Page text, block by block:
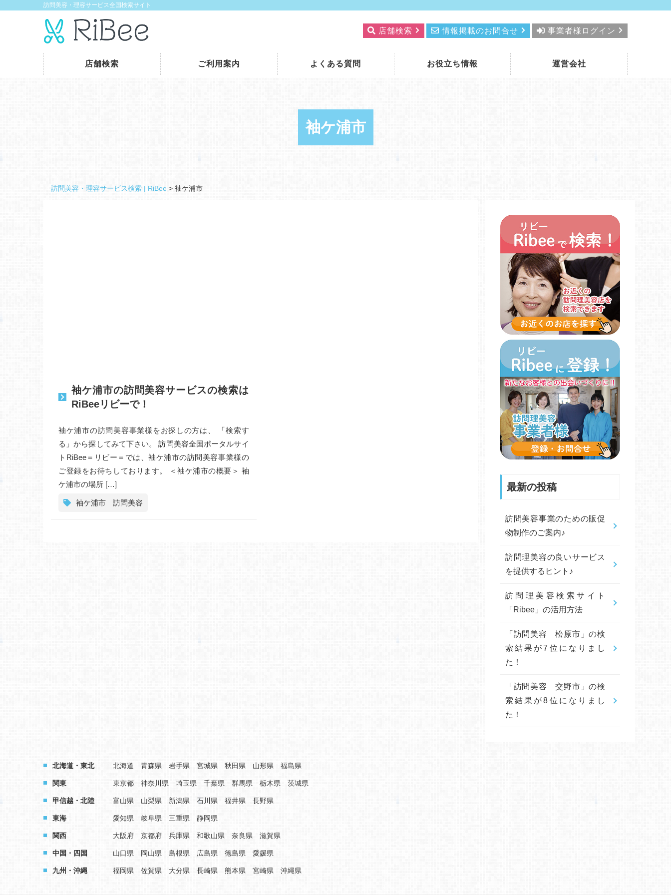
訪問美容・理容サービス全国検索サイト
店舗検索 情報掲載のお問合せ 事業者様ログイン
店舗検索 ご利用案内 よくある質問 お役立ち情報 運営会社
袖ケ浦市
訪問美容・理容サービス検索 | RiBee > 袖ケ浦市
袖ケ浦市の訪問美容サービスの検索は
RiBeeリビーで！
袖ケ浦市の訪問美容事業様をお探しの方は、 「検索す
る」から探してみて下さい。 訪問美容全国ポータルサイ
トRiBee＝リビー＝では、袖ケ浦市の訪問美容事業様の
ご登録をお待ちしております。 ＜袖ケ浦市の概要＞ 袖
ケ浦市の場所 […]
袖ケ浦市 訪問美容
最新の投稿
訪問美容事業のための販促
物制作のご案内♪
訪問理美容の良いサービス
を提供するヒント♪
訪問理美容検索サイト
「Ribee」の活用方法
「訪問美容 松原市」の検
索結果が7位になりまし
た！
「訪問美容 交野市」の検
索結果が8位になりまし
た！
北海道・東北 北海道 青森県 岩手県 宮城県 秋田県 山形県 福島県
関東 東京都 神奈川県 埼玉県 千葉県 群馬県 栃木県 茨城県
甲信越・北陸 富山県 山梨県 新潟県 石川県 福井県 長野県
東海 愛知県 岐阜県 三重県 静岡県
関西 大阪府 京都府 兵庫県 和歌山県 奈良県 滋賀県
中国・四国 山口県 岡山県 島根県 広島県 徳島県 愛媛県
九州・沖縄 福岡県 佐賀県 大分県 長崎県 熊本県 宮崎県 沖縄県